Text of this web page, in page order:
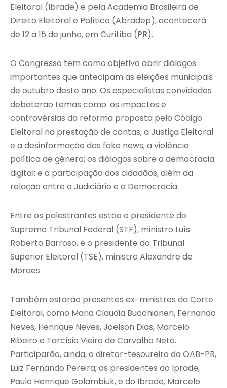
Eleitoral (Ibrade) e pela Academia Brasileira de
Direito Eleitoral e Político (Abradep), acontecerá
de 12 a 15 de junho, em Curitiba (PR).
O Congresso tem como objetivo abrir diálogos
importantes que antecipam as eleições municipais
de outubro deste ano. Os especialistas convidados
debaterão temas como: os impactos e
controvérsias da reforma proposta pelo Código
Eleitoral na prestação de contas; a Justiça Eleitoral
e a desinformação das fake news; a violência
política de gênero; os diálogos sobre a democracia
digital; e a participação dos cidadãos, além da
relação entre o Judiciário e a Democracia.
Entre os palestrantes estão o presidente do
Supremo Tribunal Federal (STF), ministro Luís
Roberto Barroso, e o presidente do Tribunal
Superior Eleitoral (TSE), ministro Alexandre de
Moraes.
Também estarão presentes ex-ministros da Corte
Eleitoral, como Maria Claudia Bucchianeri, Fernando
Neves, Henrique Neves, Joelson Dias, Marcelo
Ribeiro e Tarcísio Vieira de Carvalho Neto.
Participarão, ainda, o diretor-tesoureiro da OAB-PR,
Luiz Fernando Pereira; os presidentes do Iprade,
Paulo Henrique Golambiuk, e do Ibrade, Marcelo